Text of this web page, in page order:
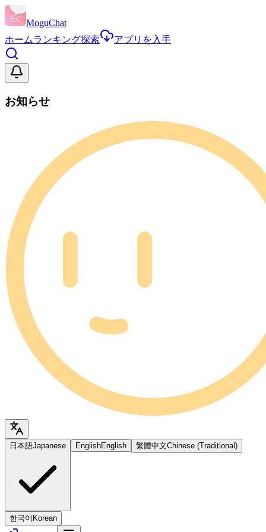
MoguChat
ホームランキング探索 アプリを入手
お知らせ
日本語Japanese EnglishEnglish 繁體中文Chinese (Traditional)
한국어 Korean